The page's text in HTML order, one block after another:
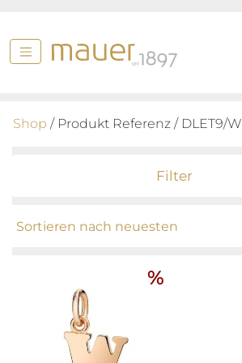
Shop / Produkt Referenz / DLET9/W
Filter
%